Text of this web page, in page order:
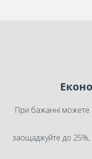
При бажанні можете
заощаджуйте до 25%,